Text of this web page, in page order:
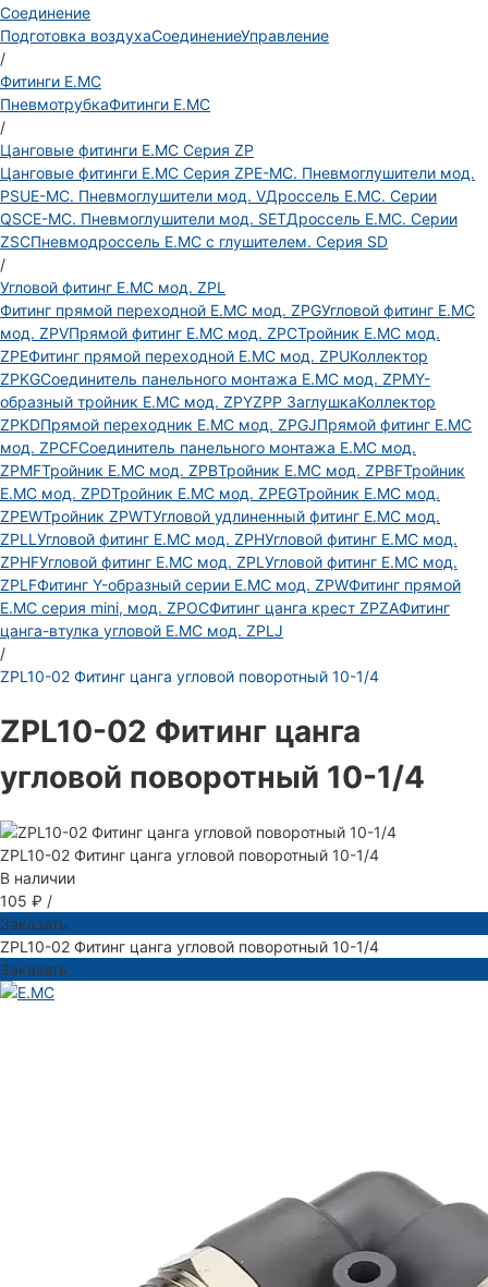
Соединение
Подготовка воздухаСоединениеУправление
/
Фитинги E.MC
ПневмотрубкаФитинги E.MC
/
Цанговые фитинги E.MC Серия ZP
Цанговые фитинги E.MC Серия ZPE-MC. Пневмоглушители мод.
PSUE-MC. Пневмоглушители мод. VДроссель E.MC. Серии
QSCE-MC. Пневмоглушители мод. SETДроссель E.MC. Серии
ZSCПневмодроссель E.MC с глушителем. Серия SD
/
Угловой фитинг E.MC мод. ZPL
Фитинг прямой переходной E.MC мод. ZPGУгловой фитинг E.MC
мод. ZPVПрямой фитинг E.MC мод. ZPCТройник E.MC мод.
ZPEФитинг прямой переходной E.MC мод. ZPUКоллектор
ZPKGСоединитель панельного монтажа E.MC мод. ZPMY-
образный тройник E.MC мод. ZPYZPP ЗаглушкаКоллектор
ZPKDПрямой переходник E.MC мод. ZPGJПрямой фитинг E.MC
мод. ZPCFСоединитель панельного монтажа E.MC мод.
ZPMFТройник E.MC мод. ZPBТройник E.MC мод. ZPBFТройник
E.MC мод. ZPDТройник E.MC мод. ZPEGТройник E.MC мод.
ZPEWТройник ZPWTУгловой удлиненный фитинг E.MC мод.
ZPLL Угловой фитинг E.MC мод. ZPHУгловой фитинг E.MC мод.
ZPHFУгловой фитинг E.MC мод. ZPL Угловой фитинг E.MC мод.
ZPLFФитинг Y-образный серии E.MC мод. ZPWФитинг прямой
E.MC серия mini, мод. ZPOCФитинг цанга крест ZPZAФитинг
цанга-втулка угловой Е.МС мод. ZPLJ
/
ZPL10-02 Фитинг цанга угловой поворотный 10-1/4
ZPL10-02 Фитинг цанга
угловой поворотный 10-1/4
ZPL10-02 Фитинг цанга угловой поворотный 10-1/4
В наличии
105 ₽ /
Заказать
ZPL10-02 Фитинг цанга угловой поворотный 10-1/4
Заказать